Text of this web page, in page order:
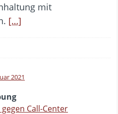
mit
[…]
2021
Call-Center